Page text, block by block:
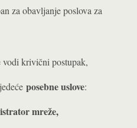
za obavljanje poslova za
vodi krivični postupak,
posebne uslove:
mreže,